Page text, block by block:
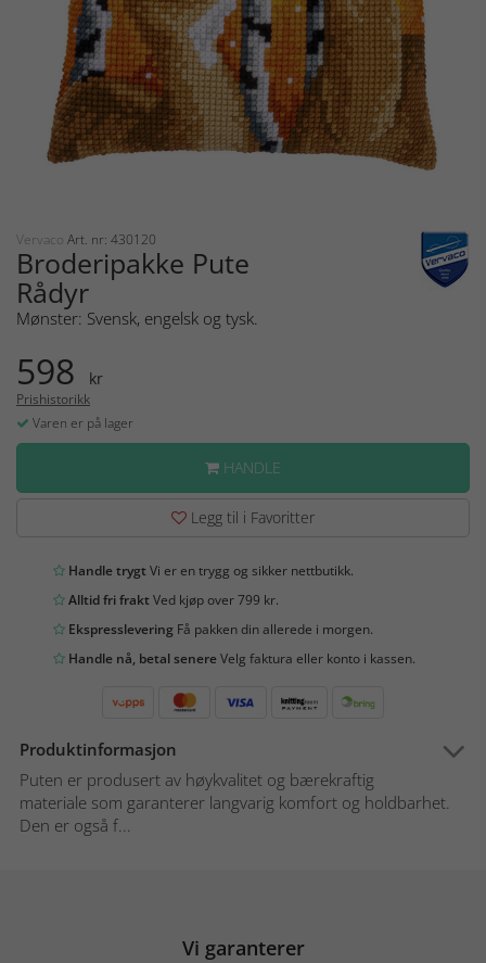
Vervaco Art. nr: 430120
Broderipakke Pute
Rådyr
Mønster: Svensk, engelsk og tysk.
598 kr
Prishistorikk
Varen er på lager
HANDLE
Legg til i Favoritter
Handle trygtVi er en trygg og sikker nettbutikk.
Alltid fri fraktVed kjøp over 799 kr.
Ekspresslevering Få pakken din allerede i morgen.
Handle nå, betal senereVelg faktura eller konto i kassen.
Produktinformasjon
Puten er produsert av høykvalitet og bærekraftig
materiale som garanterer langvarig komfort og holdbarhet.
Den er også f...
Vi garanterer